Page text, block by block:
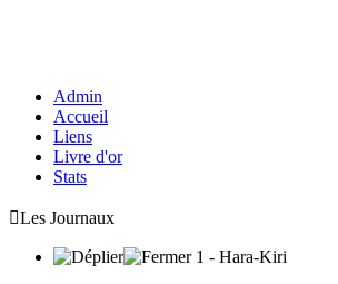
Admin
Accueil
Liens
Livre d'or
Stats
Les Journaux
1 - Hara-Kiri